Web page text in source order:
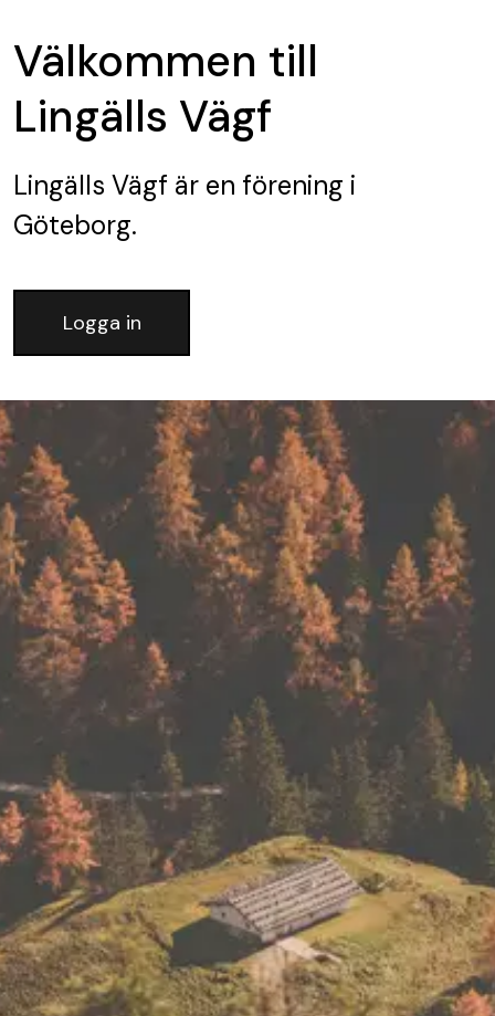
Välkommen till
Lingälls Vägf
Lingälls Vägf är en förening i
Göteborg.
Logga in